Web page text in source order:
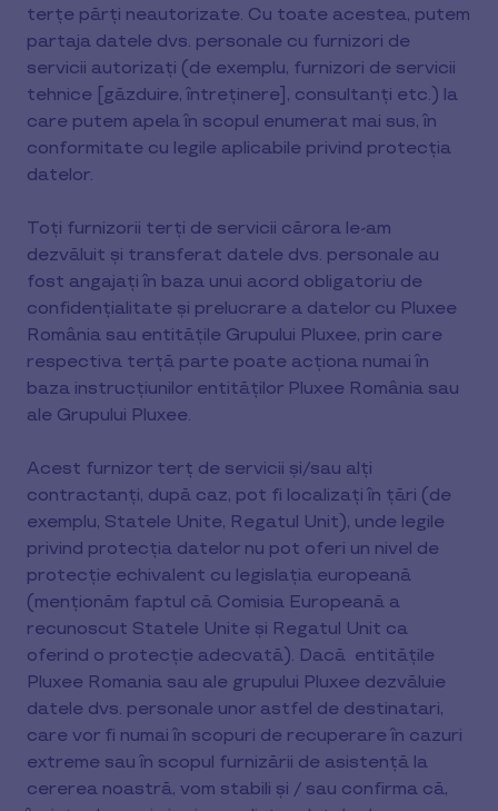
terțe părți neautorizate. Cu toate acestea, putem
partaja datele dvs. personale cu furnizori de
servicii autorizați (de exemplu, furnizori de servicii
tehnice [găzduire, întreținere], consultanți etc.) la
care putem apela în scopul enumerat mai sus, în
conformitate cu legile aplicabile privind protecția
datelor.
Toți furnizorii terți de servicii cărora le-am
dezvăluit și transferat datele dvs. personale au
fost angajați în baza unui acord obligatoriu de
confidențialitate și prelucrare a datelor cu Pluxee
România sau entitățile Grupului Pluxee, prin care
respectiva terță parte poate acționa numai în
baza instrucțiunilor entităților Pluxee România sau
ale Grupului Pluxee.
Acest furnizor terț de servicii și/sau alți
contractanți, după caz, pot fi localizați în țări (de
exemplu, Statele Unite, Regatul Unit), unde legile
privind protecția datelor nu pot oferi un nivel de
protecție echivalent cu legislația europeană
(menționăm faptul că Comisia Europeană a
recunoscut Statele Unite și Regatul Unit ca
oferind o protecție adecvată). Dacă entitățile
Pluxee Romania sau ale grupului Pluxee dezvăluie
datele dvs. personale unor astfel de destinatari,
care vor fi numai în scopuri de recuperare în cazuri
extreme sau în scopul furnizării de asistență la
cererea noastră, vom stabili și / sau confirma că,